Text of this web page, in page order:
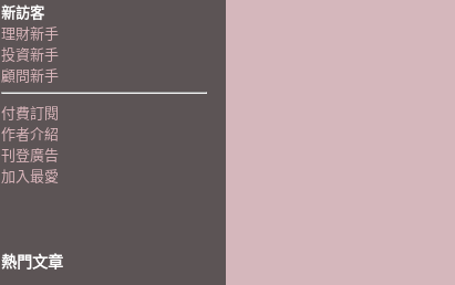
新訪客
理財新手
投資新手
顧問新手
付費訂閱
作者介紹
刊登廣告
加入最愛
熱門文章